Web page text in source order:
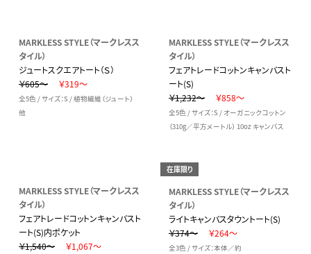
MARKLESS STYLE（マークレスス
タイル）
ジュートスクエアトート（Ｓ）
￥605～
￥319～
全5色 / サイズ：S / 植物繊維（ジュート）
他
MARKLESS STYLE（マークレスス
タイル）
フェアトレードコットンキャンバスト
ート(S)
￥1,232～
￥858～
全5色 / サイズ：S / オーガニックコットン
（310g／平方メートル） 10oz キャンバス
MARKLESS STYLE（マークレスス
タイル）
フェアトレードコットンキャンバスト
ート(S)内ポケット
￥1,540～
￥1,067～
在庫限り
MARKLESS STYLE（マークレスス
タイル）
ライトキャンバスタウントート(S)
￥374～
￥264～
全3色 / サイズ：本体／約